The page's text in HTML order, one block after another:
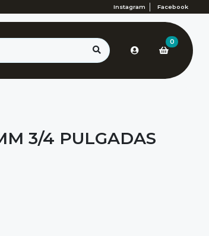
Instagram Facebook
0
3/4 PULGADAS